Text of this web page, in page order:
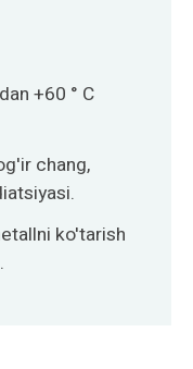
+60 ° C
chang,
ko'tarish